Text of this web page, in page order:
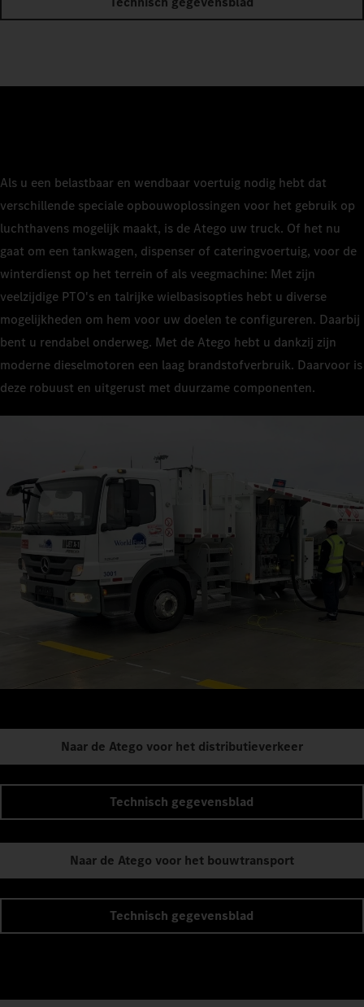
Als u een belastbaar en wendbaar voertuig nodig hebt dat
verschillende speciale opbouwoplossingen voor het gebruik op
luchthavens mogelijk maakt, is de Atego uw truck. Of het nu
gaat om een tankwagen, dispenser of cateringvoertuig, voor de
winterdienst op het terrein of als veegmachine: Met zijn
veelzijdige PTO's en talrijke wielbasisopties hebt u diverse
mogelijkheden om hem voor uw doelen te configureren. Daarbij
bent u rendabel onderweg. Met de Atego hebt u dankzij zijn
moderne dieselmotoren een laag brandstofverbruik. Daarvoor is
deze robuust en uitgerust met duurzame componenten.
Naar de Atego voor het distributieverkeer
Technisch gegevensblad
Naar de Atego voor het bouwtransport
Technisch gegevensblad